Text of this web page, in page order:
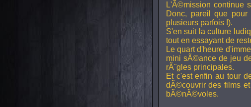
L'Ã©mission continue
Donc, pareil que
plusieurs parfois !).
S'en suit la culture
tout en essayant de
Le quart d'heure
mini sÃ©ance de jeu
rÃ¨gles principales.
Et c'est enfin au tour
dÃ©couvrir des films
bÃ©nÃ©voles.